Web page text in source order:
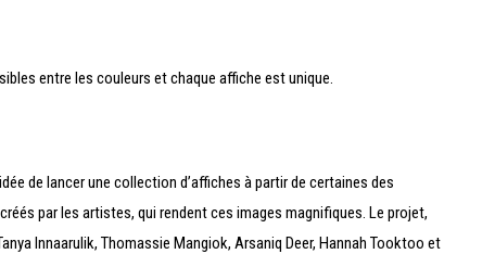
entre les couleurs et chaque affiche est unique.
de lancer une collection d’affiches à partir de certaines des
par les artistes, qui rendent ces images magnifiques. Le projet,
Innaarulik, Thomassie Mangiok, Arsaniq Deer, Hannah Tooktoo et